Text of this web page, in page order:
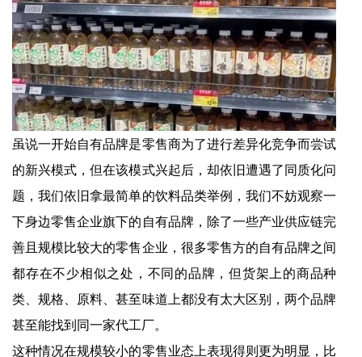
虽说一开始自有品牌是零售商为了进行差异化竞争而尝试
的新兴模式，但在该模式兴起后，却依旧遭遇了同质化问
题，我们依旧拿最简单的饮料品类举例，我们不妨观察一
下身边零售企业旗下的自有品牌，除了一些产业供应链完
善且规模比较大的零售企业，很多零售方的自有品牌之间
都存在不少相似之处，不同的品牌，但货架上的商品种
类、规格、原料、甚至味道上都没有太大区别，两个品牌
甚至能找到同一家代工厂。
这种情况在规模较小的零售业态上表现得则更为明显，比